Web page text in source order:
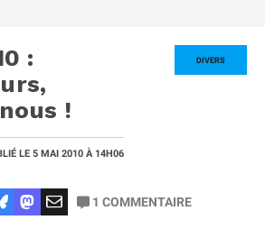
DIVERS
:
!
LE 5 MAI 2010 À 14H06
1 COMMENTAIRE